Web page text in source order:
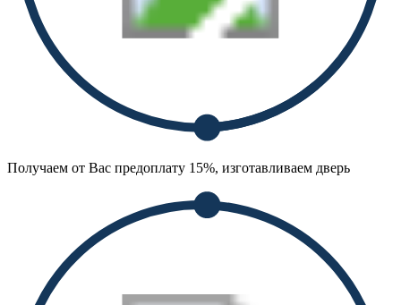
Получаем от Вас предоплату 15%, изготавливаем дверь